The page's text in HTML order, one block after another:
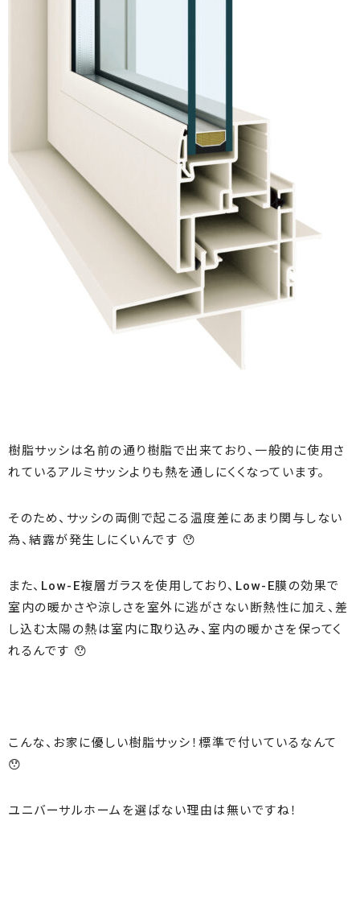
樹脂サッシは名前の通り樹脂で出来ており、一般的に使用さ
れているアルミサッシよりも熱を通しにくくなっています。
そのため、サッシの両側で起こる温度差にあまり関与しない
為、結露が発生しにくいんです 😯
また、Low-E複層ガラスを使用しており、Low-E膜の効果で
室内の暖かさや涼しさを室外に逃がさない断熱性に加え、差
し込む太陽の熱は室内に取り込み、室内の暖かさを保ってく
れるんです 😯
こんな、お家に優しい樹脂サッシ！標準で付いているなんて
😯
ユニバーサルホームを選ばない理由は無いですね！